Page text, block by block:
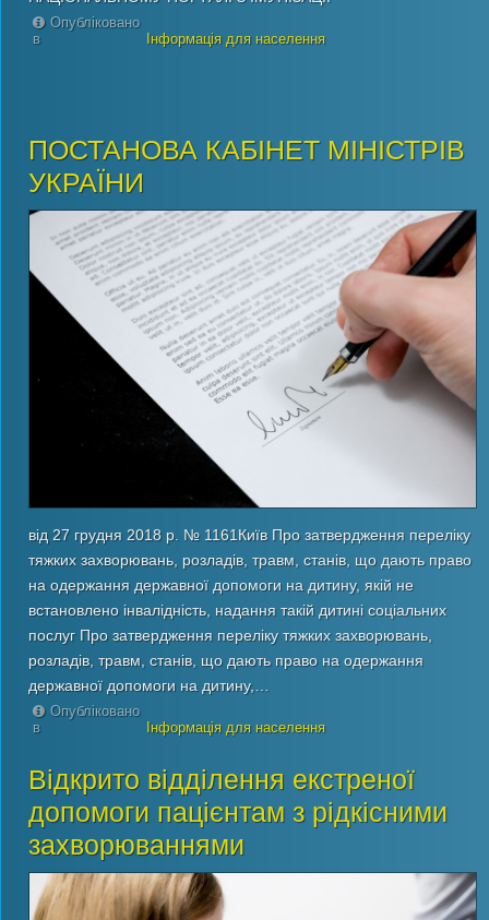
Опубліковано
в
Інформація для населення
ПОСТАНОВА КАБІНЕТ МІНІСТРІВ
УКРАЇНИ
від 27 грудня 2018 р. № 1161Київ Про затвердження переліку
тяжких захворювань, розладів, травм, станів, що дають право
на одержання державної допомоги на дитину, якій не
встановлено інвалідність, надання такій дитині соціальних
послуг Про затвердження переліку тяжких захворювань,
розладів, травм, станів, що дають право на одержання
державної допомоги на дитину,…
Опубліковано
в
Інформація для населення
Відкрито відділення екстреної
допомоги пацієнтам з рідкісними
захворюваннями